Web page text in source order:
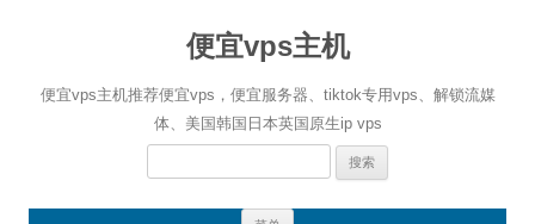
便宜vps主机
便宜vps主机推荐便宜vps，便宜服务器、tiktok专用vps、解锁流媒
体、美国韩国日本英国原生ip vps
搜